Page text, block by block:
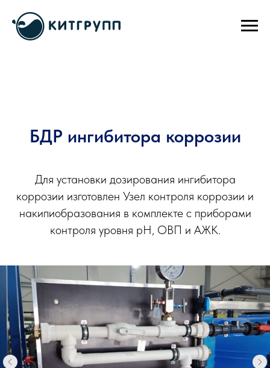
БДР ингибитора коррозии
Для установки дозирования ингибитора
коррозии изготовлен Узел контроля коррозии и
накипиобразования в комплекте с приборами
контроля уровня рН, ОВП и АЖК.